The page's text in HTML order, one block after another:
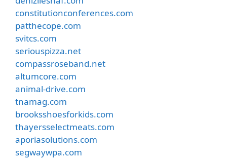
constitutionconferences.com
patthecope.com
svitcs.com
seriouspizza.net
compassroseband.net
altumcore.com
animal-drive.com
tnamag.com
brooksshoesforkids.com
thayersselectmeats.com
aporiasolutions.com
segwaywpa.com